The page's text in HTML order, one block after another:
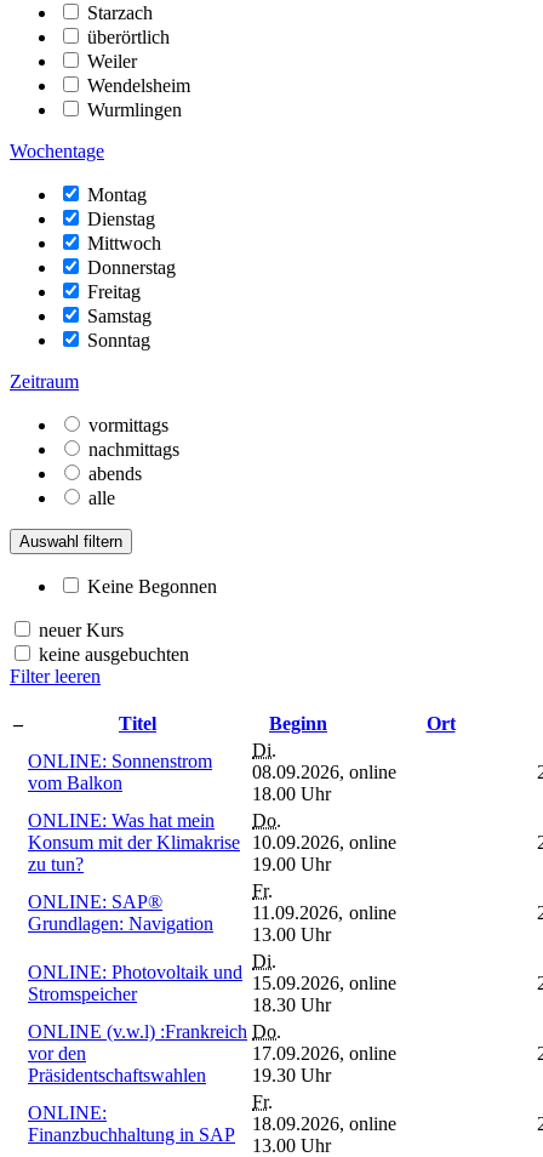
Starzach
überörtlich
Weiler
Wendelsheim
Wurmlingen
Wochentage
Montag
Dienstag
Mittwoch
Donnerstag
Freitag
Samstag
Sonntag
Zeitraum
vormittags
nachmittags
abends
alle
Auswahl filtern
Keine Begonnen
neuer Kurs
keine ausgebuchten
Filter leeren
– Titel Beginn
Ort
ONLINE: Sonnenstrom
vom Balkon
Di.
08.09.2026,
18.00 Uhr
online
ONLINE: Was hat mein
Konsum mit der Klimakrise
zu tun?
Do.
10.09.2026,
19.00 Uhr
online
ONLINE: SAP®
Grundlagen: Navigation
Fr.
11.09.2026,
13.00 Uhr
online
ONLINE: Photovoltaik und
Stromspeicher
Di.
15.09.2026,
18.30 Uhr
online
ONLINE (v.w.l) :Frankreich
vor den
Präsidentschaftswahlen
Do.
17.09.2026,
19.30 Uhr
online
ONLINE:
Finanzbuchhaltung in SAP
Fr.
18.09.2026,
13.00 Uhr
online